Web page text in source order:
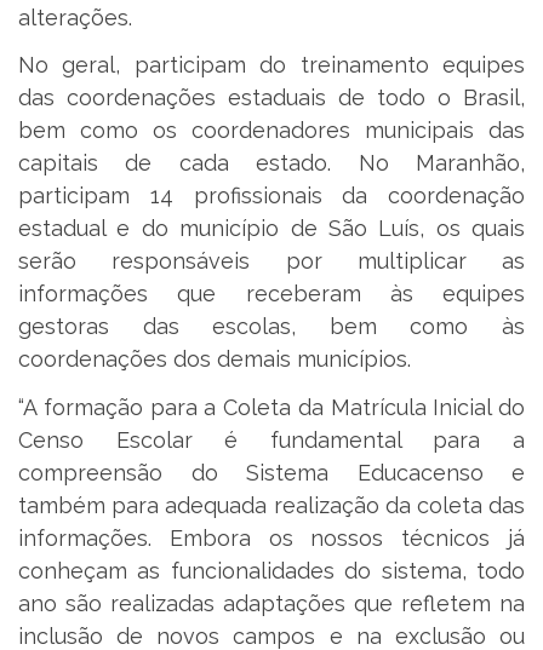
alterações.
No geral, participam do treinamento equipes
das coordenações estaduais de todo o Brasil,
bem como os coordenadores municipais das
capitais de cada estado. No Maranhão,
participam 14 profissionais da coordenação
estadual e do município de São Luís, os quais
serão responsáveis por multiplicar as
informações que receberam às equipes
gestoras das escolas, bem como às
coordenações dos demais municípios.
“A formação para a Coleta da Matrícula Inicial do
Censo Escolar é fundamental para a
compreensão do Sistema Educacenso e
também para adequada realização da coleta das
informações. Embora os nossos técnicos já
conheçam as funcionalidades do sistema, todo
ano são realizadas adaptações que refletem na
inclusão de novos campos e na exclusão ou